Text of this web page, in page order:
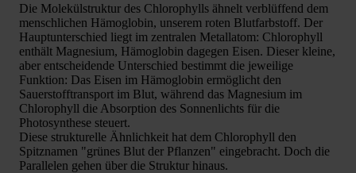
Die Molekülstruktur des Chlorophylls ähnelt verblüffend dem
menschlichen Hämoglobin, unserem roten Blutfarbstoff. Der
Hauptunterschied liegt im zentralen Metallatom: Chlorophyll
enthält Magnesium, Hämoglobin dagegen Eisen. Dieser kleine,
aber entscheidende Unterschied bestimmt die jeweilige
Funktion: Das Eisen im Hämoglobin ermöglicht den
Sauerstofftransport im Blut, während das Magnesium im
Chlorophyll die Absorption des Sonnenlichts für die
Photosynthese steuert.
Diese strukturelle Ähnlichkeit hat dem Chlorophyll den
Spitznamen "grünes Blut der Pflanzen" eingebracht. Doch die
Parallelen gehen über die Struktur hinaus.